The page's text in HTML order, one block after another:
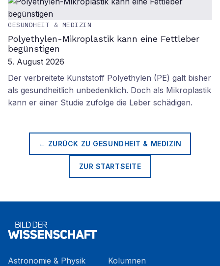
GESUNDHEIT & MEDIZIN
Polyethylen-Mikroplastik kann eine Fettleber
begünstigen
5. August 2026
Der verbreitete Kunststoff Polyethylen (PE) galt bisher
als gesundheitlich unbedenklich. Doch als Mikroplastik
kann er einer Studie zufolge die Leber schädigen.
← ZURÜCK ZU GESUNDHEIT & MEDIZIN
ZUR STARTSEITE
Astronomie & Physik
Kolumnen